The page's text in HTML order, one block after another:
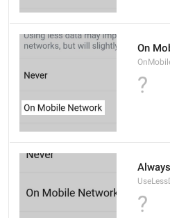
On
?
Always
?